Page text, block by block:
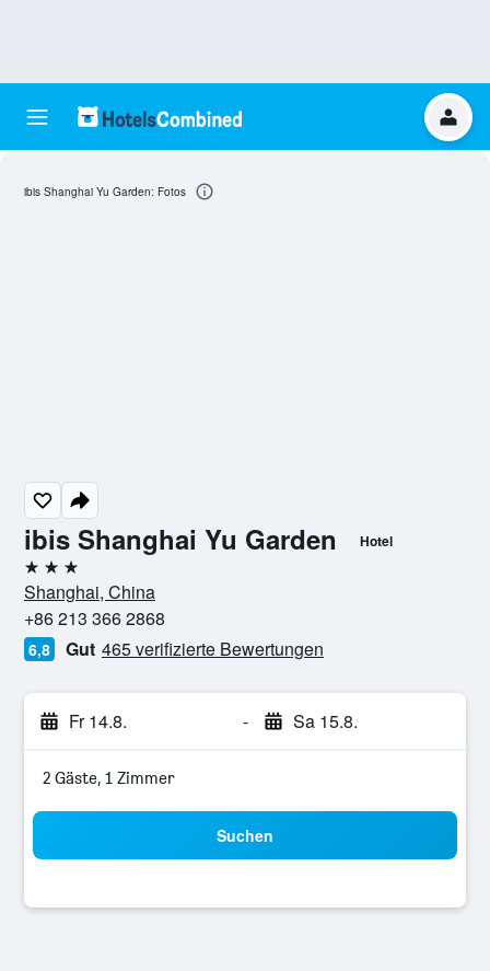
ibis Shanghai Yu Garden Hotel
3 Sterne
Shanghai, China
+86 213 366 2868
6,8 Gut 465 verifizierte Bewertungen
Fr 14.8. - Sa 15.8.
2 Gäste, 1 Zimmer
Suchen
ibis Shanghai Yu Garden: Fotos